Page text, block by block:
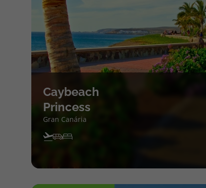
Caybeach
Princess
Gran Canária